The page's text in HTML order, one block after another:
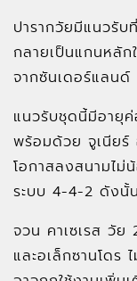
ปารากวัยมีแนวรับ
กลายเป็นแกนหลัก
จากซันเดอร์แลนด์
แนวรับชุดนี้มีอายุ
พร้อมด้วย จูเนียร์
โอกาสลงสนามไม่
ระบบ 4-4-2 ดังนั้
จวน คาเซเรส วัย
และอเล็กซานโดร